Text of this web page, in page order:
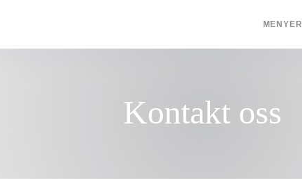
MENYER
Kontakt oss